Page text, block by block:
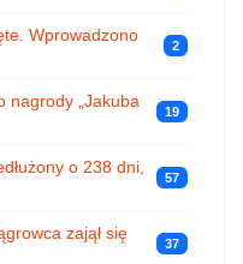
Wprowadzono
2
nagrody „Jakuba
19
o 238 dni,
57
zajął się
37